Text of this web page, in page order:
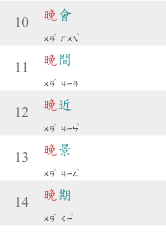
10
晚 會
ㄨㄢ
ˇ
ㄏㄨㄟ
ˋ
11
晚 間
ㄨㄢ
ˇ
ㄐㄧㄢ
12
晚近
ㄨㄢ
ˇ
ㄐㄧㄣ
ˋ
13
晚 景
ㄨㄢ
ˇ
ㄐㄧㄥ
ˇ
14
晚期
ㄨㄢ
ˇ
ㄑㄧ
ˊ